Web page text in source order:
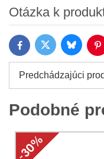
Nový komentár
Názov:
Meno:*
Otázka k
*
Váš e-mail:*
Vaša otázka k produktu:
FacebookTwitter Bluesky
Predchádzajúci
Podobné